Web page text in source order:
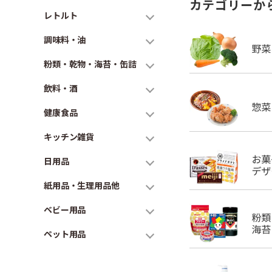
レトルト
調味料・油
粉類・乾物・海苔・缶詰
飲料・酒
健康食品
キッチン雑貨
日用品
紙用品・生理用品他
ベビー用品
ペット用品
カテゴリーか